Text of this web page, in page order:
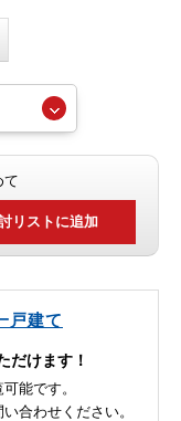
て
リストに追加
戸建て
だけます！
能です。
合わせください。